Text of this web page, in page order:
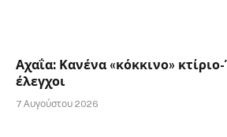
Αχαΐα: Κανένα «κόκκινο»
έλεγχοι
7 Αυγούστου 2026